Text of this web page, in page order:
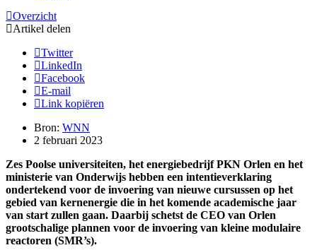
Overzicht
Artikel delen
Twitter
LinkedIn
Facebook
E-mail
Link kopiëren
Bron: WNN
2 februari 2023
Zes Poolse universiteiten, het energiebedrijf PKN Orlen en het
ministerie van Onderwijs hebben een intentieverklaring
ondertekend voor de invoering van nieuwe cursussen op het
gebied van kernenergie die in het komende academische jaar
van start zullen gaan. Daarbij schetst de CEO van Orlen
grootschalige plannen voor de invoering van kleine modulaire
reactoren (SMR’s).